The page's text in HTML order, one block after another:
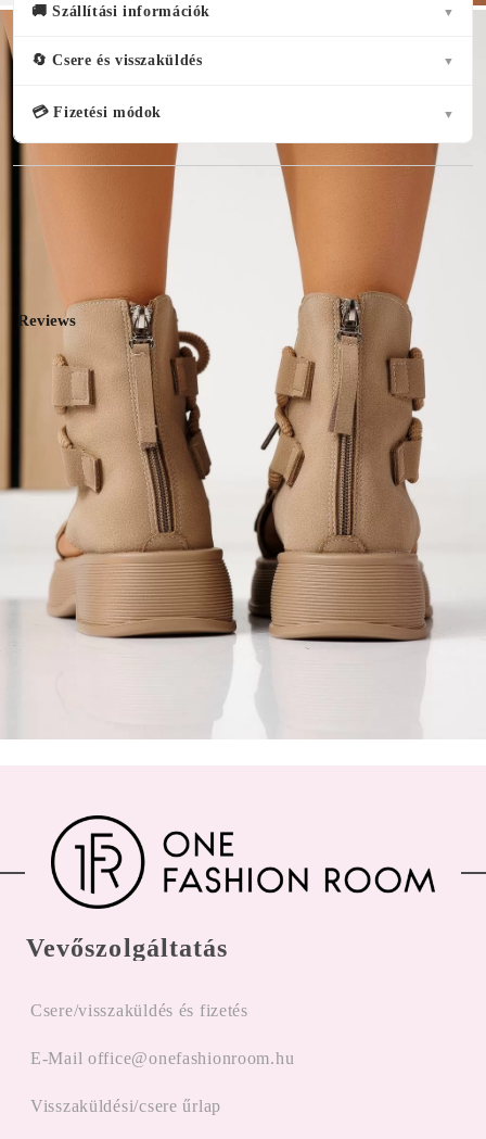
🚚 Szállítási információk ▼
🔄 Csere és visszaküldés ▼
💳 Fizetési módok ▼
Reviews
4.5
★★★★☆
2 vélemények
4★
3★
1★
В Величка Велинова 07 May 2026 15:42
★★★★☆
Елеонора Петрова26 Apr 2026 19:42
Vevőszolgáltatás
Csere/visszaküldés és fizetés
E-Mail office@onefashionroom.hu
Visszaküldési/csere űrlap